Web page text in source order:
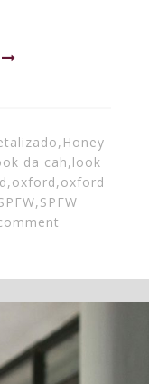
, Honey
da cah,look
,oxford,oxford
,SPFW